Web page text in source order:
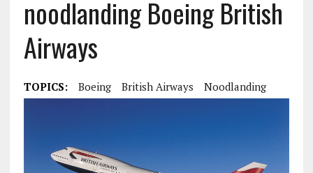
noodlanding Boeing British
Airways
TOPICS: Boeing British Airways Noodlanding